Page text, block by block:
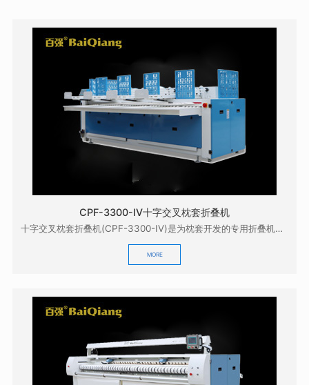
CPF-3300-IV十字交叉枕套折叠机
十字交叉枕套折叠机(CPF-3300-IV)是为枕套开发的专用折叠机，它配合本公司的GZD-33...
MORE